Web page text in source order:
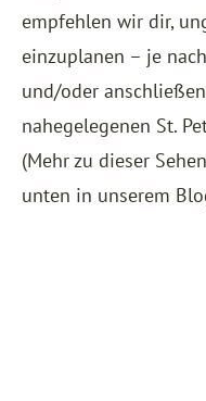
empfehlen wir dir,
einzuplanen – je
und/oder
nahegelegenen St.
(Mehr zu dieser
unten in unserem